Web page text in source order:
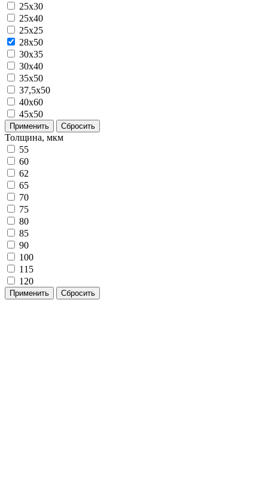
25x30
25x40
25х25
28x50
30x35
30x40
35x50
37,5х50
40x60
45х50
Применить Сбросить
Толщина, мкм
55
60
62
65
70
75
80
85
90
100
115
120
Применить Сбросить